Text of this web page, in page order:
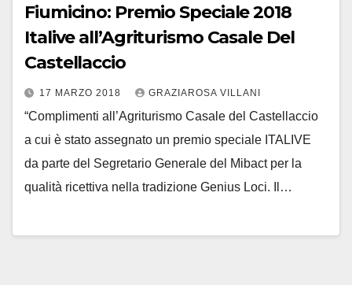
Fiumicino: Premio Speciale 2018
Italive all’Agriturismo Casale Del
Castellaccio
17 MARZO 2018 GRAZIAROSA VILLANI
“Complimenti all’Agriturismo Casale del Castellaccio
a cui è stato assegnato un premio speciale ITALIVE
da parte del Segretario Generale del Mibact per la
qualità ricettiva nella tradizione Genius Loci. Il…